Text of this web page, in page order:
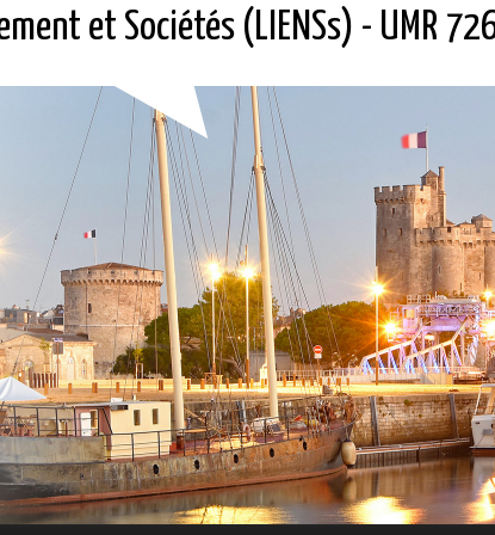
et Sociétés (LIENSs) - UMR